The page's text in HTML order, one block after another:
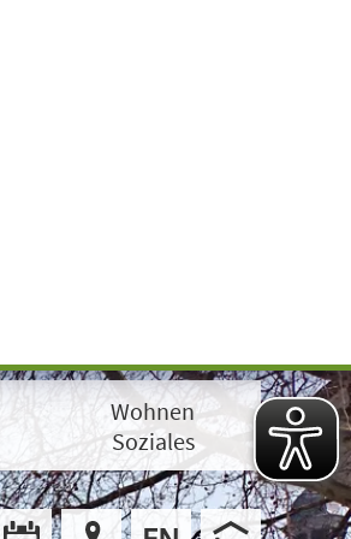
Wohnen
Soziales